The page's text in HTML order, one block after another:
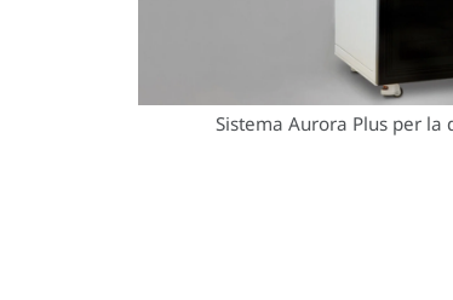
Sistema Aurora Plus per la